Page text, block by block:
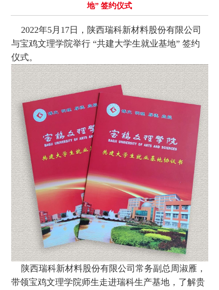
地” 签约仪式
2022年5月17日，陕西瑞科新材料股份有限公司
与宝鸡文理学院举行 “共建大学生就业基地” 签约
仪式。
陕西瑞科新材料股份有限公司常务副总周淑雁，
带领宝鸡文理学院师生走进瑞科生产基地，了解贵